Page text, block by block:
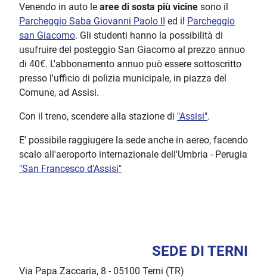
Venendo in auto le aree di sosta più vicine sono il
Parcheggio Saba Giovanni Paolo II ed il Parcheggio
san Giacomo. Gli studenti hanno la possibilità di
usufruire del posteggio San Giacomo al prezzo annuo
di 40€. L'abbonamento annuo può essere sottoscritto
presso l'ufficio di polizia municipale, in piazza del
Comune, ad Assisi.
Con il treno, scendere alla stazione di "Assisi".
E' possibile raggiugere la sede anche in aereo, facendo
scalo all'aeroporto internazionale dell'Umbria - Perugia
"San Francesco d'Assisi"
SEDE DI TERNI
Via Papa Zaccaria, 8 - 05100 Terni (TR)